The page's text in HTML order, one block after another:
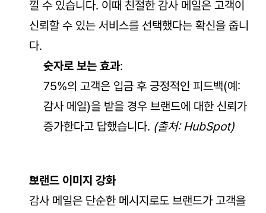
낄 수 있습니다. 이때 친절한 감사 메일은 고객이
신뢰할 수 있는 서비스를 선택했다는 확신을 줍니
다.
숫자로 보는 효과:
75%의 고객은 입금 후 긍정적인 피드백(예:
감사 메일)을 받을 경우 브랜드에 대한 신뢰가
증가한다고 답했습니다. (출처: HubSpot)
브랜드 이미지 강화
감사 메일은 단순한 메시지로도 브랜드가 고객을